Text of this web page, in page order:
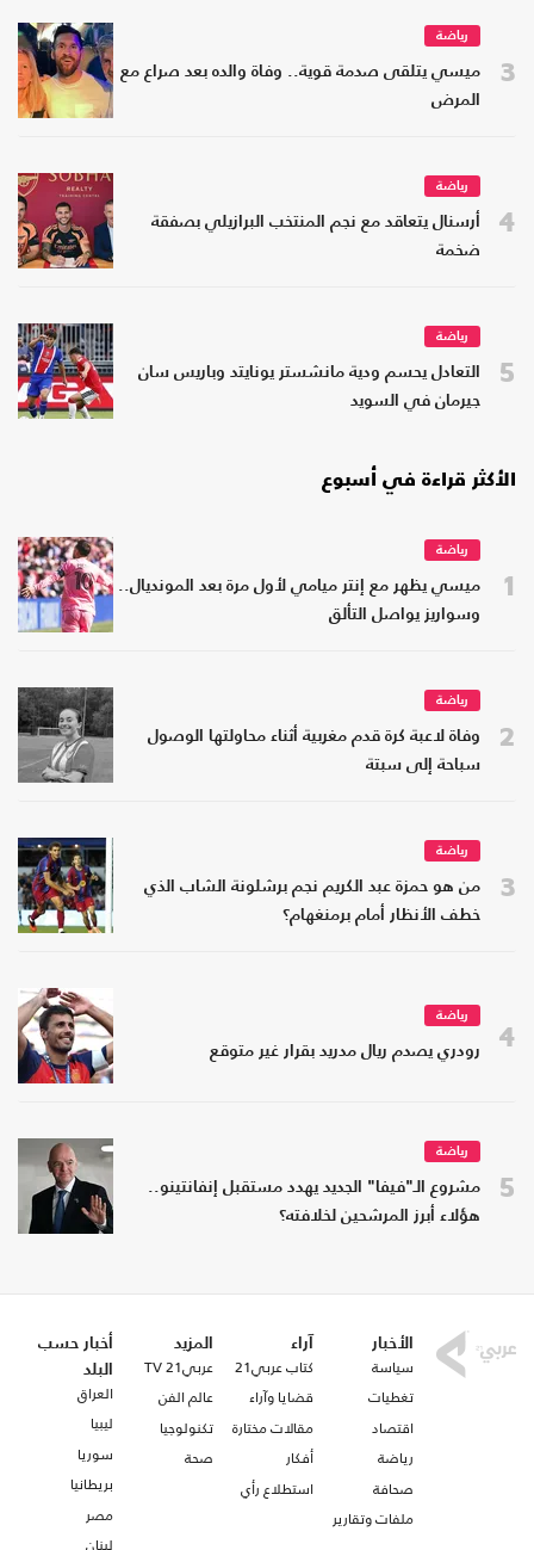
3
رياضة
ميسي يتلقى صدمة قوية.. وفاة والده بعد صراع مع
المرض
4
رياضة
أرسنال يتعاقد مع نجم المنتخب البرازيلي بصفقة
ضخمة
5
رياضة
التعادل يحسم ودية مانشستر يونايتد وباريس سان
جيرمان في السويد
الأكثر قراءة في أسبوع
1
رياضة
ميسي يظهر مع إنتر ميامي لأول مرة بعد المونديال..
وسواريز يواصل التألق
2
رياضة
وفاة لاعبة كرة قدم مغربية أثناء محاولتها الوصول
سباحة إلى سبتة
3
رياضة
من هو حمزة عبد الكريم نجم برشلونة الشاب الذي
خطف الأنظار أمام برمنغهام؟
4
رياضة
رودري يصدم ريال مدريد بقرار غير متوقع
5
رياضة
مشروع الـ"فيفا" الجديد يهدد مستقبل إنفانتينو..
هؤلاء أبرز المرشحين لخلافته؟
الأخبار
سياسة
تغطيات
اقتصاد
رياضة
صحافة
ملفات وتقارير
آراء
كتاب عربي21
قضايا وآراء
مقالات مختارة
أفكار
استطلاع رأي
المزيد
عربي21 TV
عالم الفن
تكنولوجيا
صحة
أخبار حسب
البلد
العراق
ليبيا
سوريا
بريطانيا
مصر